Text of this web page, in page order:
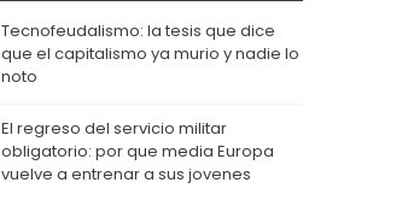
Tecnofeudalismo: la tesis que dice
que el capitalismo ya murio y nadie lo
noto
El regreso del servicio militar
obligatorio: por que media Europa
vuelve a entrenar a sus jovenes